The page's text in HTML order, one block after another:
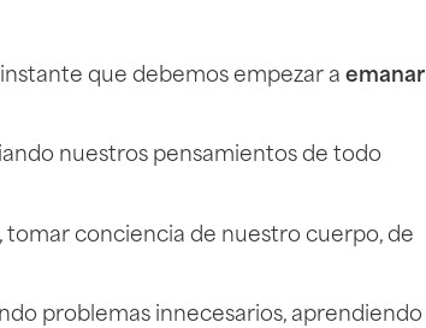
que debemos empezar a emanar
nuestros pensamientos de todo
conciencia de nuestro cuerpo, de
problemas innecesarios, aprendiendo